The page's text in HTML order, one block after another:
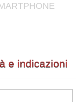
e indicazioni